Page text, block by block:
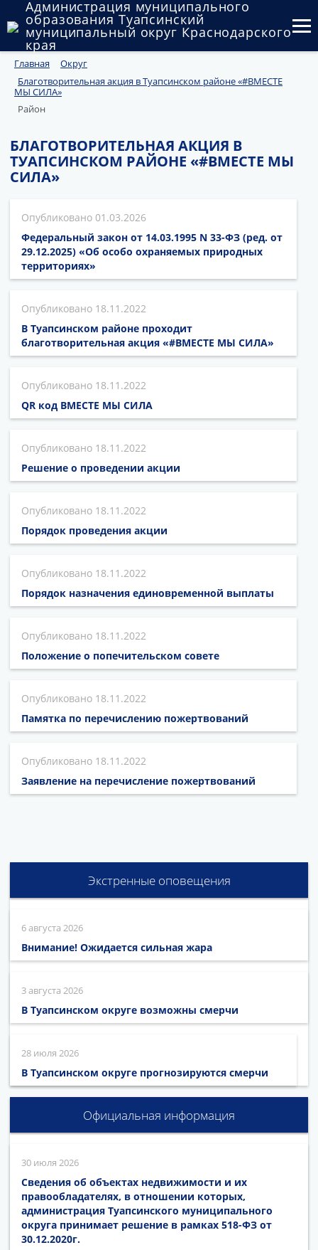
Администрация муниципального
образования Туапсинский
муниципальный округ Краснодарского
края
Округ
Администрация
Государственный и муниципальный контроль
Публичные слушания и общественные обсуждения
Документы
Главная
Округ
Благотворительная акция в Туапсинском районе «#ВМЕСТЕ
МЫ СИЛА»
Район
БЛАГОТВОРИТЕЛЬНАЯ АКЦИЯ В
ТУАПСИНСКОМ РАЙОНЕ «#ВМЕСТЕ МЫ
СИЛА»
01.03.2026
Федеральный закон от 14.03.1995 N 33-ФЗ (ред. от
29.12.2025) «Об особо охраняемых природных
территориях»
18.11.2022
В Туапсинском районе проходит
благотворительная акция «#ВМЕСТЕ МЫ СИЛА»
18.11.2022
QR код ВМЕСТЕ МЫ СИЛА
18.11.2022
Решение о проведении акции
18.11.2022
Порядок проведения акции
18.11.2022
Порядок назначения единовременной выплаты
18.11.2022
Положение о попечительском совете
18.11.2022
Памятка по перечислению пожертвований
18.11.2022
Заявление на перечисление пожертвований
Экстренные оповещения
6 августа 2026
Внимание! Ожидается сильная жара
3 августа 2026
В Туапсинском округе возможны смерчи
28 июля 2026
В Туапсинском округе прогнозируются смерчи
Официальная информация
30 июля 2026
Сведения об объектах недвижимости и их
правообладателях, в отношении которых,
администрация Туапсинского муниципального
округа принимает решение в рамках 518-ФЗ от
30.12.2020г.